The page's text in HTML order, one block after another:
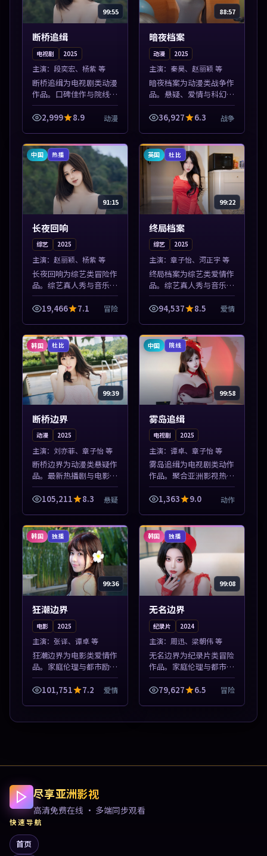
99:55
断桥追缉
电视剧 2025
主演： 段奕宏、杨紫 等
断桥追缉为电视剧类动漫
作品。口碑佳作与院线热
映精选，高清免费在线资
源，多端适配随时观看。
得加入片单。
2,999 8.9 动漫
88:57
暗夜档案
动漫 2025
主演： 秦昊、赵丽颖 等
暗夜档案为动漫类战争作
品。悬疑、爱情与科幻类
型齐全，热播榜单实时刷
新，沉浸式观影体验。本
加入片单。
36,927 6.3 战争
中国 热播
91:15
长夜回响
综艺 2025
主演： 赵丽颖、杨紫 等
长夜回响为综艺类冒险作
品。综艺真人秀与音乐现
场收录，亚洲影视平台每
日上新，轻松发现好片。
得加入片单。
19,466 7.1 冒险
英国 杜比
99:22
终局档案
综艺 2025
主演： 章子怡、河正宇 等
终局档案为综艺类爱情作
品。综艺真人秀与音乐现
场收录，亚洲影视平台每
日上新，轻松发现好片。
得加入片单。
94,537 8.5 爱情
韩国 杜比
99:39
断桥边界
动漫 2025
主演： 刘亦菲、章子怡 等
断桥边界为动漫类悬疑作
品。最新热播剧与电影片
单推荐，高清画质流畅播
放，每日更新不错过精彩
凑，值得加入...
105,211 8.3 悬疑
中国 院线
99:58
雾岛追缉
电视剧 2025
主演： 谭卓、章子怡 等
雾岛追缉为电视剧类动作
作品。聚合亚洲影视热播
内容，高清免费在线观
看，适合手机与电脑一站
紧凑，值得加入...
1,363 9.0 动作
韩国 独播
99:36
狂潮边界
电影 2025
主演： 张译、谭卓 等
狂潮边界为电影类爱情作
品。家庭伦理与都市励志
题材丰富，高清免费在线
播放，适合全年龄段观
凑，值得加入片单...
101,751 7.2 爱情
韩国 独播
99:08
无名边界
纪录片 2024
主演： 周迅、梁朝伟 等
无名边界为纪录片类冒险
作品。家庭伦理与都市励
志题材丰富，高清免费在
线播放，适合全年龄段观
凑，值得加入片...
79,627 6.5 冒险
尽享亚洲影视
高清免费在线 · 多端同步观看
快速导航
首页